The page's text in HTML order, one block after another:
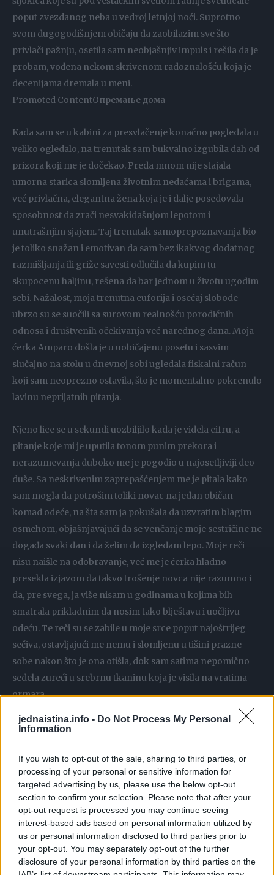
jednaistina.info - Do Not Process My Personal
Information
If you wish to opt-out of the sale, sharing to third parties, or
processing of your personal or sensitive information for
targeted advertising by us, please use the below opt-out
section to confirm your selection. Please note that after your
opt-out request is processed you may continue seeing
interest-based ads based on personal information utilized by
us or personal information disclosed to third parties prior to
your opt-out. You may separately opt-out of the further
disclosure of your personal information by third parties on the
poput zvezdanog neba u vedroj letnjoj noći. Suprotno
svom dugogodišnjem običaju da zaobilazim sve što
privlači pažnju, osetila sam neobjašnjiv impuls i rešila da je
probam, vođena nekom skrivenom radoznalošću koja je
decenijama dremala u meni.
Promoted ContentОпремање дома
Kada sam se u kabini za presvlačenje konačno pogledala u
veliko ogledalo, na trenutak sam bukvalno izgubila dah od
prizora koji me je dočekao. Preda mnom nije stajala
umorna starica slomljena životnim nedaćama i brigama,
već privlačna, elegantna žena koja je i dalje posedovala
sposobnost da zrači nesvakidašnjom lepotom i
unutrašnjim sjajem. Taj trenutak samoprepoznavanja bio
je toliko snažan i emotivan da sam bez ikakvog dodatnog
razmišljanja ili griže savesti odlučila da kupim tu
skupocenu haljinu, rešena da bar jednom u životu ugodim
sebi. Nažalost, moja trenutna euforija i osećaj slobode
ubrzo su se suočili sa surovom realnošću porodičnih
odnosa i društvenih očekivanja već narednog dana. Moja
ćerka Amparo došla je u uobičajenu posetu i sasvim
slučajno na stolu u dnevnoj sobi ugledala fiskalni račun
koji sam neoprezno ostavila, što je momentalno pokrenulo
lavinu neprijatnih pitanja.
Njeno lice se u sekundi uozbiljilo kada je videla cifru, a
pitanje koje mi je uputila tonom punim prekora i
nerazumevanja duboko me je pogodio u najosetljiviji deo
duše. Sa neskrivenim zaprepašćenjem me je pitala kako
sam mogla da potrošim toliki novac na jedan običan
komad odeće, na šta sam ja pokušala da uzvratim blagim
osmehom, objašnjavajući da se venčanje moje sestričine ne
događa svaki dan i da želim da izgledam lepo. Moje reči
nisu naišle na odobravanje, već me je ćerka hladno
presekla izjavom da takvo trošenje novca nije razumno i
da, pre svega, ja više nisam u godinama u kojima bih
smatrala prikladnim da nosim tako blještavu i uočljivu
odeću. Te reči su se zabile u moje srce poput najoštrijeg
sečiva, ostavljajući me nemu i slomljenu u tišini prazne
sobe nakon što je ona otišla, dok sam satima nepomično
sedela zureći u srebrnu tkaninu koja je visila na vratima
ormara.
unutrašnja dilema, te sam svake večeri bila na ivici odluke
novca, stideći se sopstvene želje da budem primećena.
Ipak, kada je svanulo jutro venčanja, neki prkosni
unutrašnji glas, koji je predugo bio ućutkivan, probudio se
i naterao me da obučem srebrnu haljinu, podignem kosu u
elegantnu punđu i stavim stare minđuše koje su nekada
pripadale mojoj pokojnoj majci. Posmatrajući svoj odraz,
donela sam čvrstu odluku da neću dozvoliti tuđim